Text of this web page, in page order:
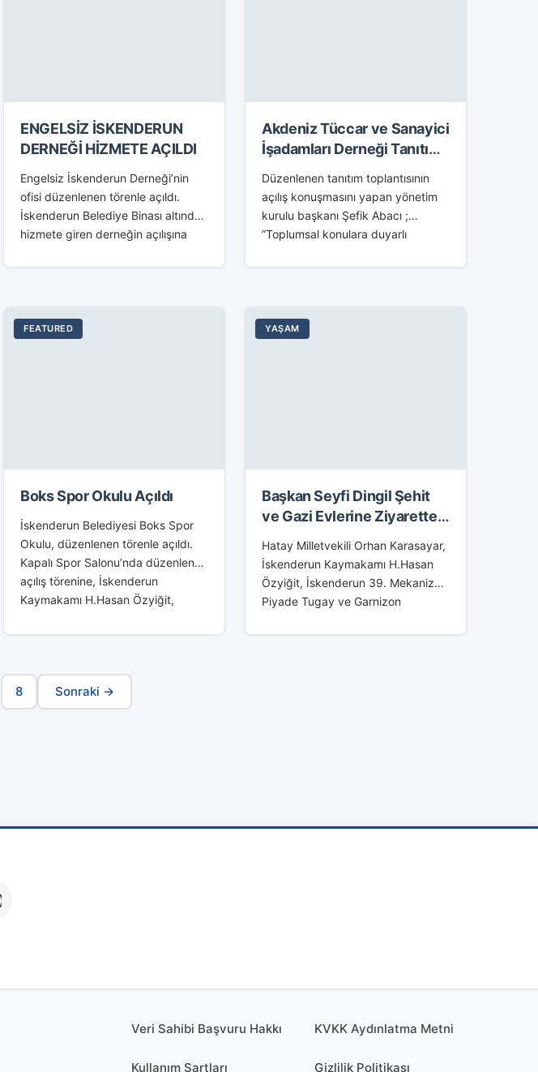
ENGELSİZ İSKENDERUN
DERNEĞİ HİZMETE AÇILDI
Engelsiz İskenderun Derneği’nin
ofisi düzenlenen törenle açıldı.
İskenderun Belediye Binası altında,
hizmete giren derneğin açılışına
Özyiğit, İskenderun Belediye
Engelsiz...
Akdeniz Tüccar ve Sanayici
İşadamları Derneği Tanıtım
Düzenlenen tanıtım toplantısının
açılış konuşmasını yapan yönetim
kurulu başkanı Şefik Abacı ;
”Toplumsal konulara duyarlı
çalışmalarından sonra
bulunmak üzere bugün sizlere
FEATURED
Boks Spor Okulu Açıldı
İskenderun Belediyesi Boks Spor
Okulu, düzenlenen törenle açıldı.
Kapalı Spor Salonu’nda düzenlenen
açılış törenine, İskenderun
Kaymakamı H.Hasan Özyiğit,
Dingil, Belen Belediye Başkanı
Emniyet...
YAŞAM
Başkan Seyfi Dingil Şehit
ve Gazi Evlerine Ziyarette
Hatay Milletvekili Orhan Karasayar,
İskenderun Kaymakamı H.Hasan
Özyiğit, İskenderun 39. Mekanize
Piyade Tugay ve Garnizon
İskenderun Belediye Başkanı Seyfi
Sayfa
8 Sonraki →
Veri Sahibi Başvuru Hakkı KVKK Aydınlatma Metni
Kullanım Şartları Gizlilik Politikası